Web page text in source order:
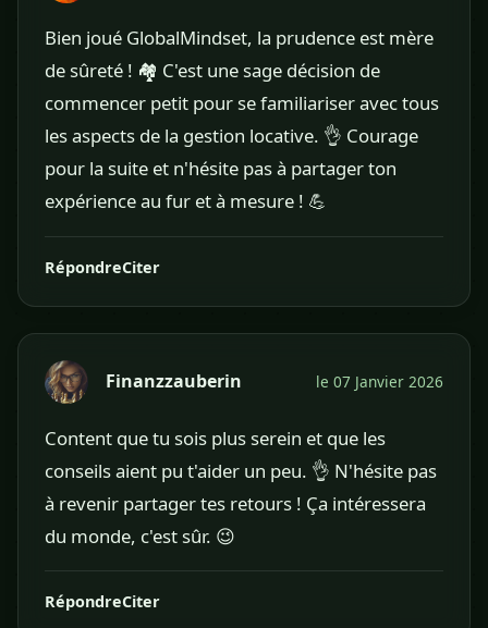
Bien joué GlobalMindset, la prudence est mère
de sûreté ! 🏘️ C'est une sage décision de
commencer petit pour se familiariser avec tous
les aspects de la gestion locative. 👌 Courage
pour la suite et n'hésite pas à partager ton
expérience au fur et à mesure ! 💪
RépondreCiter
Finanzzauberin le 07 Janvier 2026
Content que tu sois plus serein et que les
conseils aient pu t'aider un peu. 👌 N'hésite pas
à revenir partager tes retours ! Ça intéressera
du monde, c'est sûr. 😉
RépondreCiter